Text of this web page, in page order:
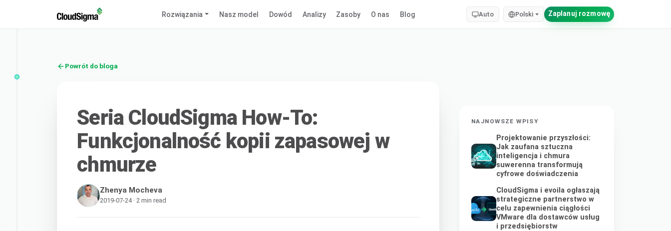
Rozwiązania Nasz model Dowód Analizy Zasoby O nas Blog Auto Polski Zaplanuj rozmowę
Powrót do bloga
Seria CloudSigma How-To:
Funkcjonalność kopii zapasowej w
chmurze
Zhenya Mocheva
2019-07-24 · 2 min read
NAJNOWSZE WPISY
Projektowanie przyszłości:
Jak zaufana sztuczna
inteligencja i chmura
suwerenna transformują
cyfrowe doświadczenia
CloudSigma i evoila ogłaszają
strategiczne partnerstwo w
celu zapewnienia ciągłości
VMware dla dostawców usług
i przedsiębiorstw